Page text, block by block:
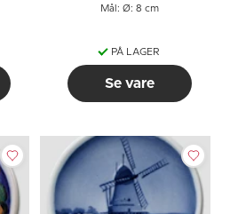
Mål: Ø: 8 cm
PÅ LAGER
Se vare